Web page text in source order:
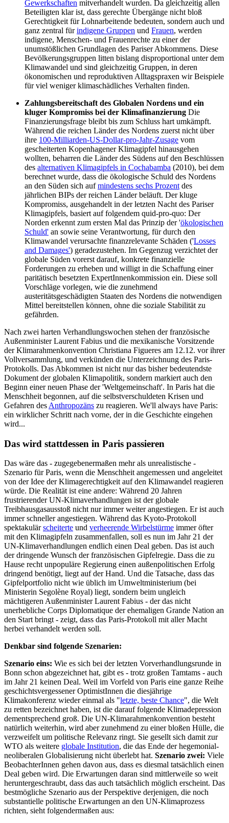
Gewerkschaften mitverhandelt wurden. Da gleichzeitig allen
Beteiligten klar ist, dass gerechte Übergänge nicht bloß
Gerechtigkeit für Lohnarbeitende bedeuten, sondern auch und
ganz zentral fürindigene Gruppen und Frauen, werden
indigene, Menschen- und Frauenrechte zu einer der
unumstößlichen Grundlagen des Pariser Abkommens. Diese
Bevölkerungsgruppen litten bislang disproportional unter dem
Klimawandel und sind gleichzeitig Gruppen, in deren
ökonomischen und reproduktiven Alltagspraxen wir Beispiele
für viel weniger klimaschädliches Verhalten finden.
Zahlungsbereitschaft des Globalen Nordens und ein
kluger Kompromiss bei der Klimafinanzierung Die
Finanzierungsfrage bleibt bis zum Schluss hart umkämpft.
Während die reichen Länder des Nordens zuerst nicht über
ihre 100-Milliarden-US-Dollar-pro-Jahr-Zusage vom
gescheiterten Kopenhagener Klimagipfel hinausgehen
wollten, beharren die Länder des Südens auf den Beschlüssen
des alternativen Klimagipfels in Cochabamba (2010), bei dem
berechnet wurde, dass die ökologische Schuld des Nordens
an den Süden sich aufmindestens sechs Prozent des
jährlichen BIPs der reichen Länder beläuft. Der kluge
Kompromiss, ausgehandelt in der letzten Nacht des Pariser
Klimagipfels, basiert auf folgendem quid-pro-quo: Der
Norden erkennt zum ersten Mal das Prinzip der 'ökologischen
Schuld' an sowie seine Verantwortung, für durch den
Klimawandel verursachte finanzrelevante Schäden ('Losses
and Damages') geradezustehen. Im Gegenzug verzichtet der
globale Süden vorerst darauf, konkrete finanzielle
Forderungen zu erheben und willigt in die Schaffung einer
paritätisch besetzten ExpertInnenkommission ein. Diese soll
Vorschläge vorlegen, wie die zunehmend
austeritätsgeschädigten Staaten des Nordens die notwendigen
Mittel bereitstellen können, ohne die soziale Stabilität zu
gefährden.
Nach zwei harten Verhandlungswochen stehen der französische
Außenminister Laurent Fabius und die mexikanische Vorsitzende
der Klimarahmenkonvention Christiana Figueres am 12.12. vor ihrer
Vollversammlung, und verkünden die Unterzeichnung des Paris-
Protokolls. Das Abkommen ist nicht nur das bisher bedeutendste
Dokument der globalen Klimapolitik, sondern markiert auch den
Beginn einer neuen Phase der 'Weltgemeinschaft'. In Paris hat die
Menschheit begonnen, auf die selbstverschuldeten Krisen und
Gefahren des Anthropozäns zu reagieren. We'll always have Paris:
ein wirklicher Schritt nach vorne, der in die Geschichte eingehen
wird...
Das wird stattdessen in Paris passieren
Das wäre das - zugegebenermaßen mehr als unrealistische -
Szenario für Paris, wenn die Menschheit angemessen und angeleitet
von der Idee der Klimagerechtigkeit auf den Klimawandel reagieren
würde. Die Realität ist eine andere: Während 20 Jahren
frustrierender UN-Klimaverhandlungen ist der globale
Treibhausgasausstoß nicht nur immer weiter angestiegen. Er ist auch
immer schneller angestiegen. Während das Kyoto-Protokoll
spektakulärscheiterte und verheerende Wirbelstürme immer öfter
mit den Klimagipfeln zusammenfallen, soll es nun im Jahr 21 der
UN-Klimaverhandlungen endlich einen Deal geben. Das ist auch
der dringende Wunsch der französischen Gipfelregie. Dass die zu
Hause recht unpopuläre Regierung einen außenpolitischen Erfolg
dringend benötigt, liegt auf der Hand. Und die Tatsache, dass das
Gipfelportfolio nicht wie üblich im Umweltministerium (bei
Ministerin Segolène Royal) liegt, sondern beim ungleich
mächtigeren Außenminister Laurent Fabius - der das nicht
unerhebliche Corps Diplomatique der ehemaligen Grande Nation an
den Start bringt - zeigt, dass das Paris-Protokoll mit aller Macht
herbei verhandelt werden soll.
Denkbar sind folgende Szenarien:
Szenario eins: Wie es sich bei der letzten Vorverhandlungsrunde in
Bonn schon abgezeichnet hat, gibt es - trotz großen Tamtams - auch
im Jahr 21 keinen Deal. Weil im Vorfeld von Paris eine ganze Reihe
geschichtsvergessener OptimistInnen die diesjährige
Klimakonferenz wieder einmal als "letzte, beste Chance", die Welt
zu retten bezeichnet haben, ist die darauf folgende Klimadepression
dementsprechend groß. Die UN-Klimarahmenkonvention besteht
natürlich weiterhin, wird aber zunehmend zu einer bloßen Hülle, die
verzweifelt um politische Relevanz ringt. Sie gesellt sich damit zur
WTO als weitere globale Institution, die das Ende der hegemonial-
neoliberalen Globalisierung nicht überlebt hat. Szenario zwei: Viele
BeobachterInnen gehen davon aus, dass es diesmal tatsächlich einen
Deal geben wird. Die Erwartungen daran sind mittlerweile so weit
heruntergeschraubt, dass das auch tatsächlich möglich erscheint. Das
bestmögliche Szenario aus der Perspektive derjenigen, die noch
substantielle politische Erwartungen an den UN-Klimaprozess
richten, sieht folgendermaßen aus: